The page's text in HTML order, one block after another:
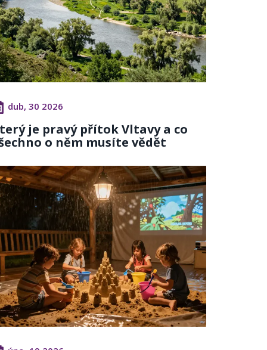
dub, 30 2026
je pravý přítok Vltavy a co
o něm musíte vědět